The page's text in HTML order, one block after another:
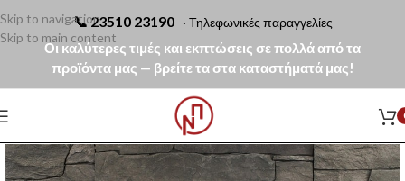
📞23510 23190 · Τηλεφωνικές παραγγελίες
Οι καλύτερες τιμές και εκπτώσεις σε πολλά από τα
προϊόντα μας — βρείτε τα στα καταστήματά μας!
Skip to navigation
Skip to main content